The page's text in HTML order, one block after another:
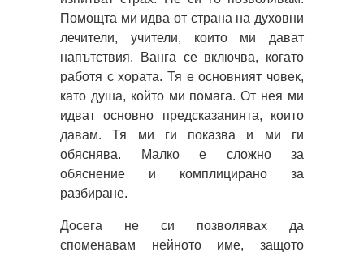
Помощта ми идва от страна на духовни
лечители, учители, които ми дават
напътствия. Ванга се включва, когато
работя с хората. Тя е основният човек,
като душа, който ми помага. От нея ми
идват основно предсказанията, които
давам. Тя ми ги показва и ми ги
обяснява. Малко е сложно за
обяснение и комплицирано за
разбиране.
Досега не си позволявах да
споменавам нейното име, защото